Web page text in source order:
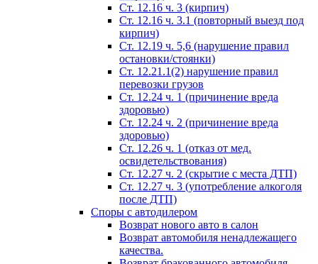
Ст. 12.16 ч. 3 (кирпич)
Ст. 12.16 ч. 3.1 (повторный выезд под
кирпич)
Ст. 12.19 ч. 5,6 (нарушение правил
остановки/стоянки)
Ст. 12.21.1(2) нарушение правил
перевозки грузов
Ст. 12.24 ч. 1 (причинение вреда
здоровью)
Ст. 12.24 ч. 2 (причинение вреда
здоровью)
Ст. 12.26 ч. 1 (отказ от мед.
освидетельствования)
Ст. 12.27 ч. 2 (скрытие с места ДТП)
Ст. 12.27 ч. 3 (употребление алкоголя
после ДТП)
Споры с автодилером
Возврат нового авто в салон
Возврат автомобиля ненадлежащего
качества.